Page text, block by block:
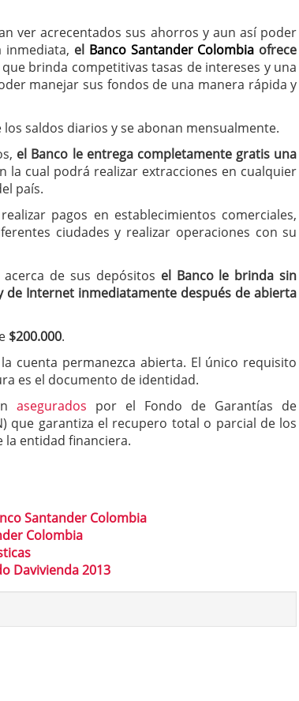
ver acrecentados sus ahorros y aun así poder
el Banco Santander Colombia ofrece
que brinda competitivas tasas de intereses y una
manejar sus fondos de una manera rápida y
saldos diarios y se abonan mensualmente.
el Banco le entrega completamente gratis una
la cual podrá realizar extracciones en cualquier
país.
pagos en establecimientos comerciales,
ciudades y realizar operaciones con su
de sus depósitos el Banco le brinda sin
de Internet inmediatamente después de abierta
$200.000.
cuenta permanezca abierta. El único requisito
es el documento de identidad.
asegurados por el Fondo de Garantías de
que garantiza el recupero total o parcial de los
la entidad financiera.
Santander Colombia
Colombia
Davivienda 2013